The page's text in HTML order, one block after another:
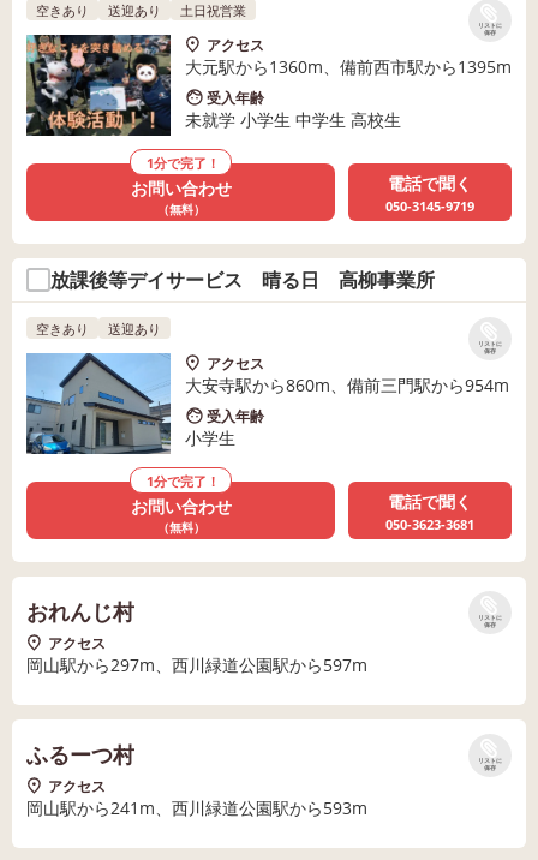
リストに
保存
空きあり 送迎あり 土日祝営業
アクセス
大元駅から1360m、備前西市駅から1395m
受入年齢
未就学 小学生 中学生 高校生
1分で完了！
お問い合わせ
（無料）
電話で聞く
050-3145-9719
放課後等デイサービス 晴る日 高柳事業所
リストに
保存
空きあり 送迎あり
アクセス
大安寺駅から860m、備前三門駅から954m
受入年齢
小学生
1分で完了！
お問い合わせ
（無料）
電話で聞く
050-3623-3681
リストに
保存
おれんじ村
アクセス
岡山駅から297m、西川緑道公園駅から597m
リストに
保存
ふるーつ村
アクセス
岡山駅から241m、西川緑道公園駅から593m